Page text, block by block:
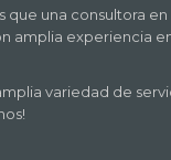
que una consultora
amplia experiencia
variedad de